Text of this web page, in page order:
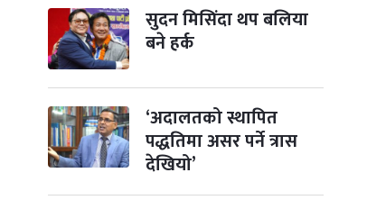
सुदन मिसिंदा थप बलिया
बने हर्क
‘अदालतको स्थापित
पद्धतिमा असर पर्ने त्रास
देखियो’